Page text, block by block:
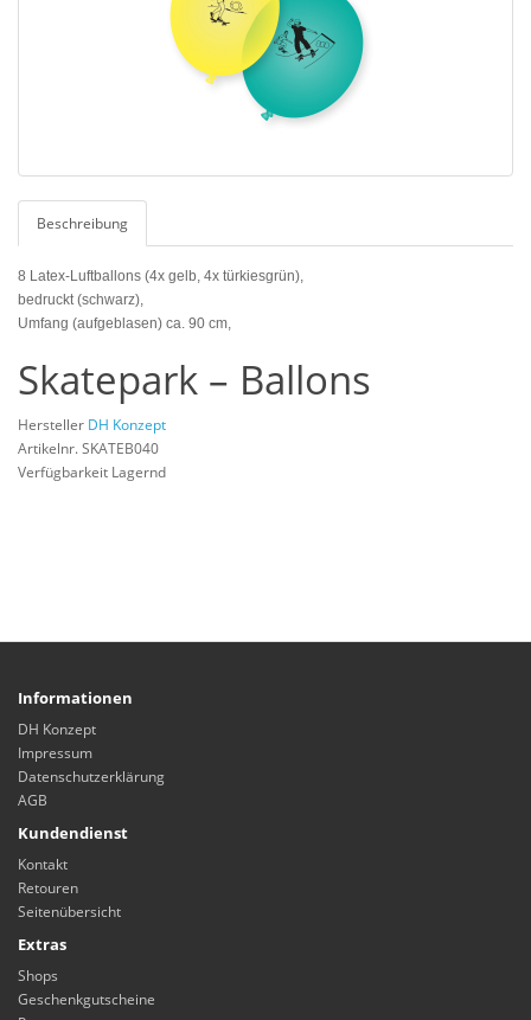
Beschreibung
8 Latex-Luftballons (4x gelb, 4x türkiesgrün),
bedruckt (schwarz),
Umfang (aufgeblasen) ca. 90 cm,
Skatepark – Ballons
Hersteller DH Konzept
Artikelnr. SKATEB040
Verfügbarkeit Lagernd
Informationen
DH Konzept
Impressum
Datenschutzerklärung
AGB
Kundendienst
Kontakt
Retouren
Seitenübersicht
Extras
Shops
Geschenkgutscheine